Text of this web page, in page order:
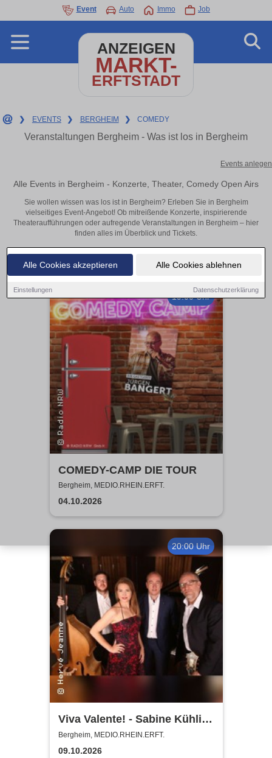
Alle Cookies akzeptieren Alle Cookies ablehnen
Einstellungen Datenschutzerklärung
Event Auto Immo Job
ANZEIGEN
MARKT-
ERFTSTADT
❯ EVENTS ❯ BERGHEIM ❯ COMEDY
Veranstaltungen Bergheim - Was ist los in Bergheim
Events anlegen
Alle Events in Bergheim - Konzerte, Theater, Comedy Open Airs
Sie wollen wissen was los ist in Bergheim? Erleben Sie in Bergheim
vielseitiges Event-Angebot! Ob mitreißende Konzerte, inspirierende
Theateraufführungen oder aufregende Veranstaltungen in Bergheim – hier
finden alles im Überblick und Tickets.
19:00 Uhr
COMEDY-CAMP DIE TOUR
Bergheim, MEDIO.RHEIN.ERFT.
04.10.2026
20:00 Uhr
Viva Valente! - Sabine Kühlich
& Jörg Seidel Trio - Tribute to
Catarina Vatente
Bergheim, MEDIO.RHEIN.ERFT.
09.10.2026